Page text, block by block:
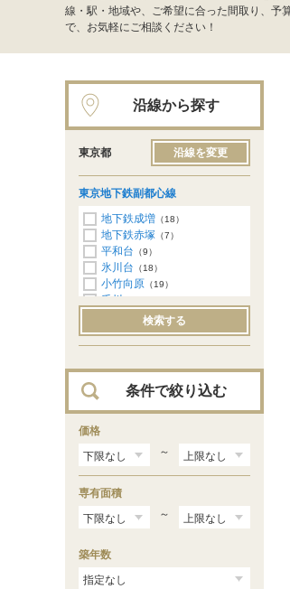
線・駅・地域や、ご希望に合った間取り、予
で、お気軽にご相談ください！
沿線から探す
東京都 沿線を変更
東京地下鉄副都心線
地下鉄成増 （18）
地下鉄赤塚 （7）
平和台 （9）
氷川台 （18）
小竹向原 （19）
千川
（37）
池袋（87）
雑司が谷（27）
東新宿 （29）
新宿三丁目 （25）
北参道（17）
渋谷（94）
検索する
条件で絞り込む
価格
～
専有面積
～
築年数